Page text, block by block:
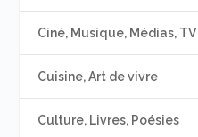
Ciné, Musique, Médias, TV
Cuisine, Art de vivre
Culture, Livres, Poésies